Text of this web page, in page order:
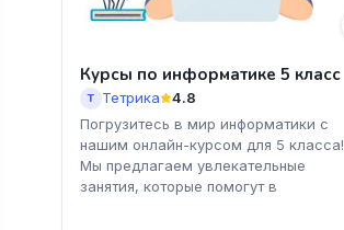
Курсы по информатике 5 класс
Т Тетрика
4.8
Погрузитесь в мир информатики с
нашим онлайн-курсом для 5 класса!
Мы предлагаем увлекательные
занятия, которые помогут в